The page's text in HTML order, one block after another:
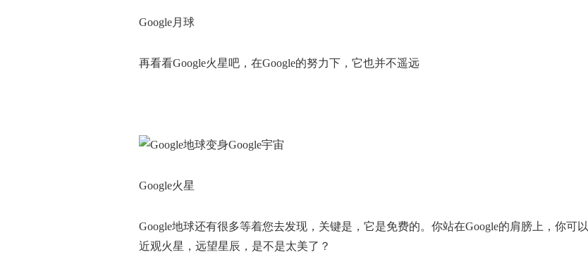
Google月球
再看看Google火星吧，在Google的努力下，它也并不遥远
Google火星
Google地球还有很多等着您去发现，关键是，它是免费的。你站在Google的肩膀上，你可以
近观火星，远望星辰，是不是太美了？